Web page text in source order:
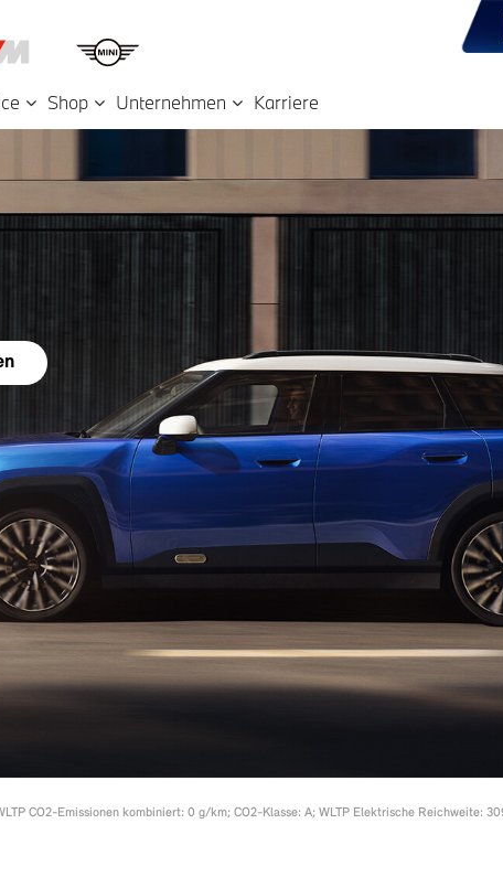
Shop Unternehmen Karriere
CO2-Emissionen kombiniert: 0 g/km; CO2-Klasse: A; WLTP Elektrische Reichweite: